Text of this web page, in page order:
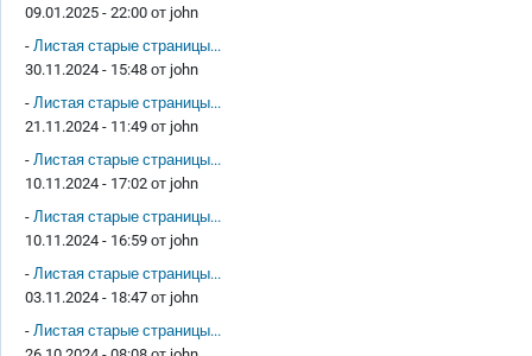
09.01.2025 - 22:00 от john
- Листая старые страницы...
30.11.2024 - 15:48 от john
- Листая старые страницы...
21.11.2024 - 11:49 от john
- Листая старые страницы...
10.11.2024 - 17:02 от john
- Листая старые страницы...
10.11.2024 - 16:59 от john
- Листая старые страницы...
03.11.2024 - 18:47 от john
- Листая старые страницы...